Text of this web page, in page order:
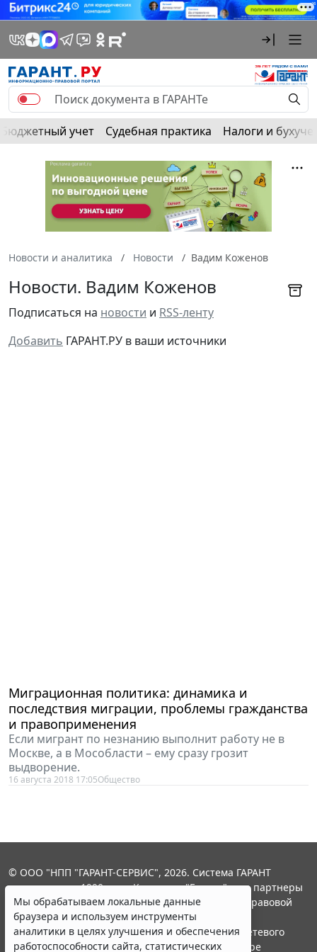
Бюджетный учет Судебная практика Налоги и
Новости и аналитика Новости Вадим Коженов
Новости. Вадим Коженов
Подписаться на новости и RSS-ленту
Добавить ГАРАНТ.РУ в ваши источники
Миграционная политика: динамика и
последствия миграции, проблемы гражданства
и правоприменения
Если мигрант по незнанию выполнит работу не в
Москве, а в Мособласти – ему сразу грозит
выдворение.
16 августа 2018 17:05Общество
Мы обрабатываем локальные данные
браузера и используем инструменты
аналитики в целях улучшения и обеспечения
работоспособности сайта, статистических
© ООО "НПП "ГАРАНТ-СЕРВИС", 2026. Система ГАРАНТ
выпускается с 1990 года. Компания "Гарант" и ее партнеры
являются участниками Российской ассоциации правовой
информации ГАРАНТ.
Портал ГАРАНТ.РУ зарегистрирован в качестве сетевого
издания Федеральной службой по надзору в сфере